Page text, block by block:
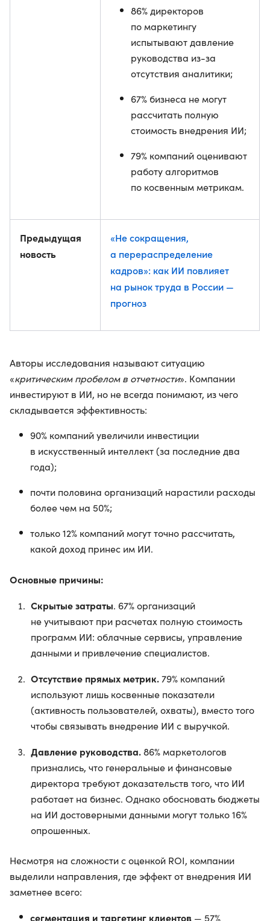
86% директоров
по маркетингу
испытывают давление
руководства из-за
отсутствия аналитики;
67% бизнеса не могут
рассчитать полную
стоимость внедрения ИИ;
79% компаний оценивают
работу алгоритмов
по косвенным метрикам.
Предыдущая
новость
«Не сокращения,
а перераспределение
кадров»: как ИИ повлияет
на рынок труда в России —
прогноз
Авторы исследования называют ситуацию
«критическим пробелом в отчетности». Компании
инвестируют в ИИ, но не всегда понимают, из чего
складывается эффективность:
90% компаний увеличили инвестиции
в искусственный интеллект (за последние два
года);
почти половина организаций нарастили расходы
более чем на 50%;
только 12% компаний могут точно рассчитать,
какой доход принес им ИИ.
Основные причины:
Скрытые затраты. 67% организаций
не учитывают при расчетах полную стоимость
программ ИИ: облачные сервисы, управление
данными и привлечение специалистов.
Отсутствие прямых метрик.79% компаний
используют лишь косвенные показатели
(активность пользователей, охваты), вместо того
чтобы связывать внедрение ИИ с выручкой.
Давление руководства.86% маркетологов
признались, что генеральные и финансовые
директора требуют доказательств того, что ИИ
работает на бизнес. Однако обосновать бюджеты
на ИИ достоверными данными могут только 16%
опрошенных.
Несмотря на сложности с оценкой ROI, компании
выделили направления, где эффект от внедрения ИИ
заметнее всего:
сегментация и таргетинг клиентов — 57%